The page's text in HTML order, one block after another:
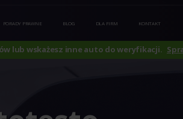
PORADY PRAWNE BLOG DLA FIRM KONTAKT
lub wskażesz inne auto do weryfikacji.